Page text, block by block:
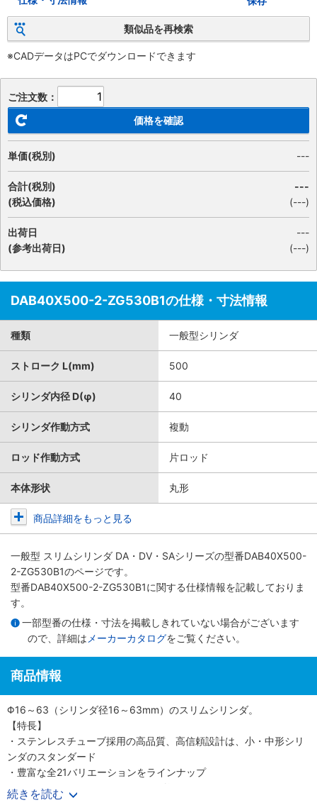
類似品を再検索
※CADデータはPCでダウンロードできます
ご注文数：
価格を確認
単価(税別) ---
合計(税別)
(税込価格)
---
(---)
出荷日
(参考出荷日)
---
(---)
DAB40X500-2-ZG530B1の仕様・寸法情報
種類 一般型シリンダ
ストローク L(mm) 500
シリンダ内径 D(φ) 40
シリンダ作動方式 複動
ロッド作動方式 片ロッド
本体形状 丸形
商品詳細をもっと見る
一般型 スリムシリンダ DA・DV・SAシリーズの型番DAB40X500-
2-ZG530B1のページです。
型番DAB40X500-2-ZG530B1に関する仕様情報を記載しておりま
す。
一部型番の仕様・寸法を掲載しきれていない場合がございます
ので、詳細は メーカーカタログをご覧ください。
商品情報
Φ16～63（シリンダ径16～63mm）のスリムシリンダ。
【特長】
・ステンレスチューブ採用の高品質、高信頼設計は、小・中形シリ
ンダのスタンダード
・豊富な全21バリエーションをラインナップ
・700mm/s（Φ50、 63（シリンダ径50、63mm）は500mm/s）
の高速作動に対応
続きを読む